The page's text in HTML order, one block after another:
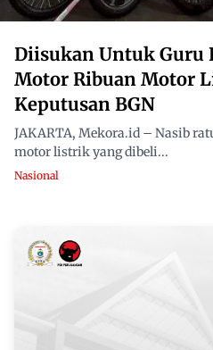
Diisukan Untuk Guru
Motor Ribuan Motor
Keputusan BGN
JAKARTA, Mekora.id – Nasib
motor listrik yang dibeli...
Nasional